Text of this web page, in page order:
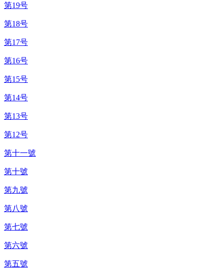
第19号
第18号
第17号
第16号
第15号
第14号
第13号
第12号
第十一號
第十號
第九號
第八號
第七號
第六號
第五號